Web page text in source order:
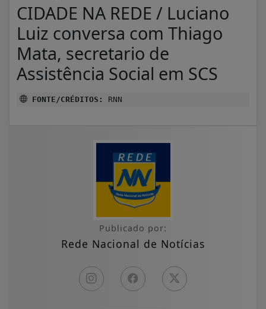
CIDADE NA REDE / Luciano
Luiz conversa com Thiago
Mata, secretario de
Assistência Social em SCS
FONTE/CRÉDITOS: RNN
Publicado por:
Rede Nacional de Notícias